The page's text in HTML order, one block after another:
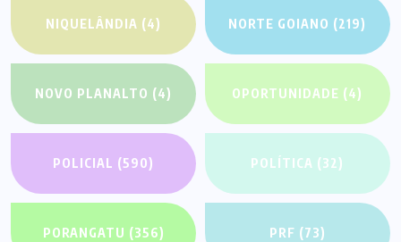
NIQUELÂNDIA (4) NORTE GOIANO (219)
NOVO PLANALTO (4) OPORTUNIDADE (4)
POLICIAL (590) POLÍTICA (32)
PORANGATU (356) PRF (73)